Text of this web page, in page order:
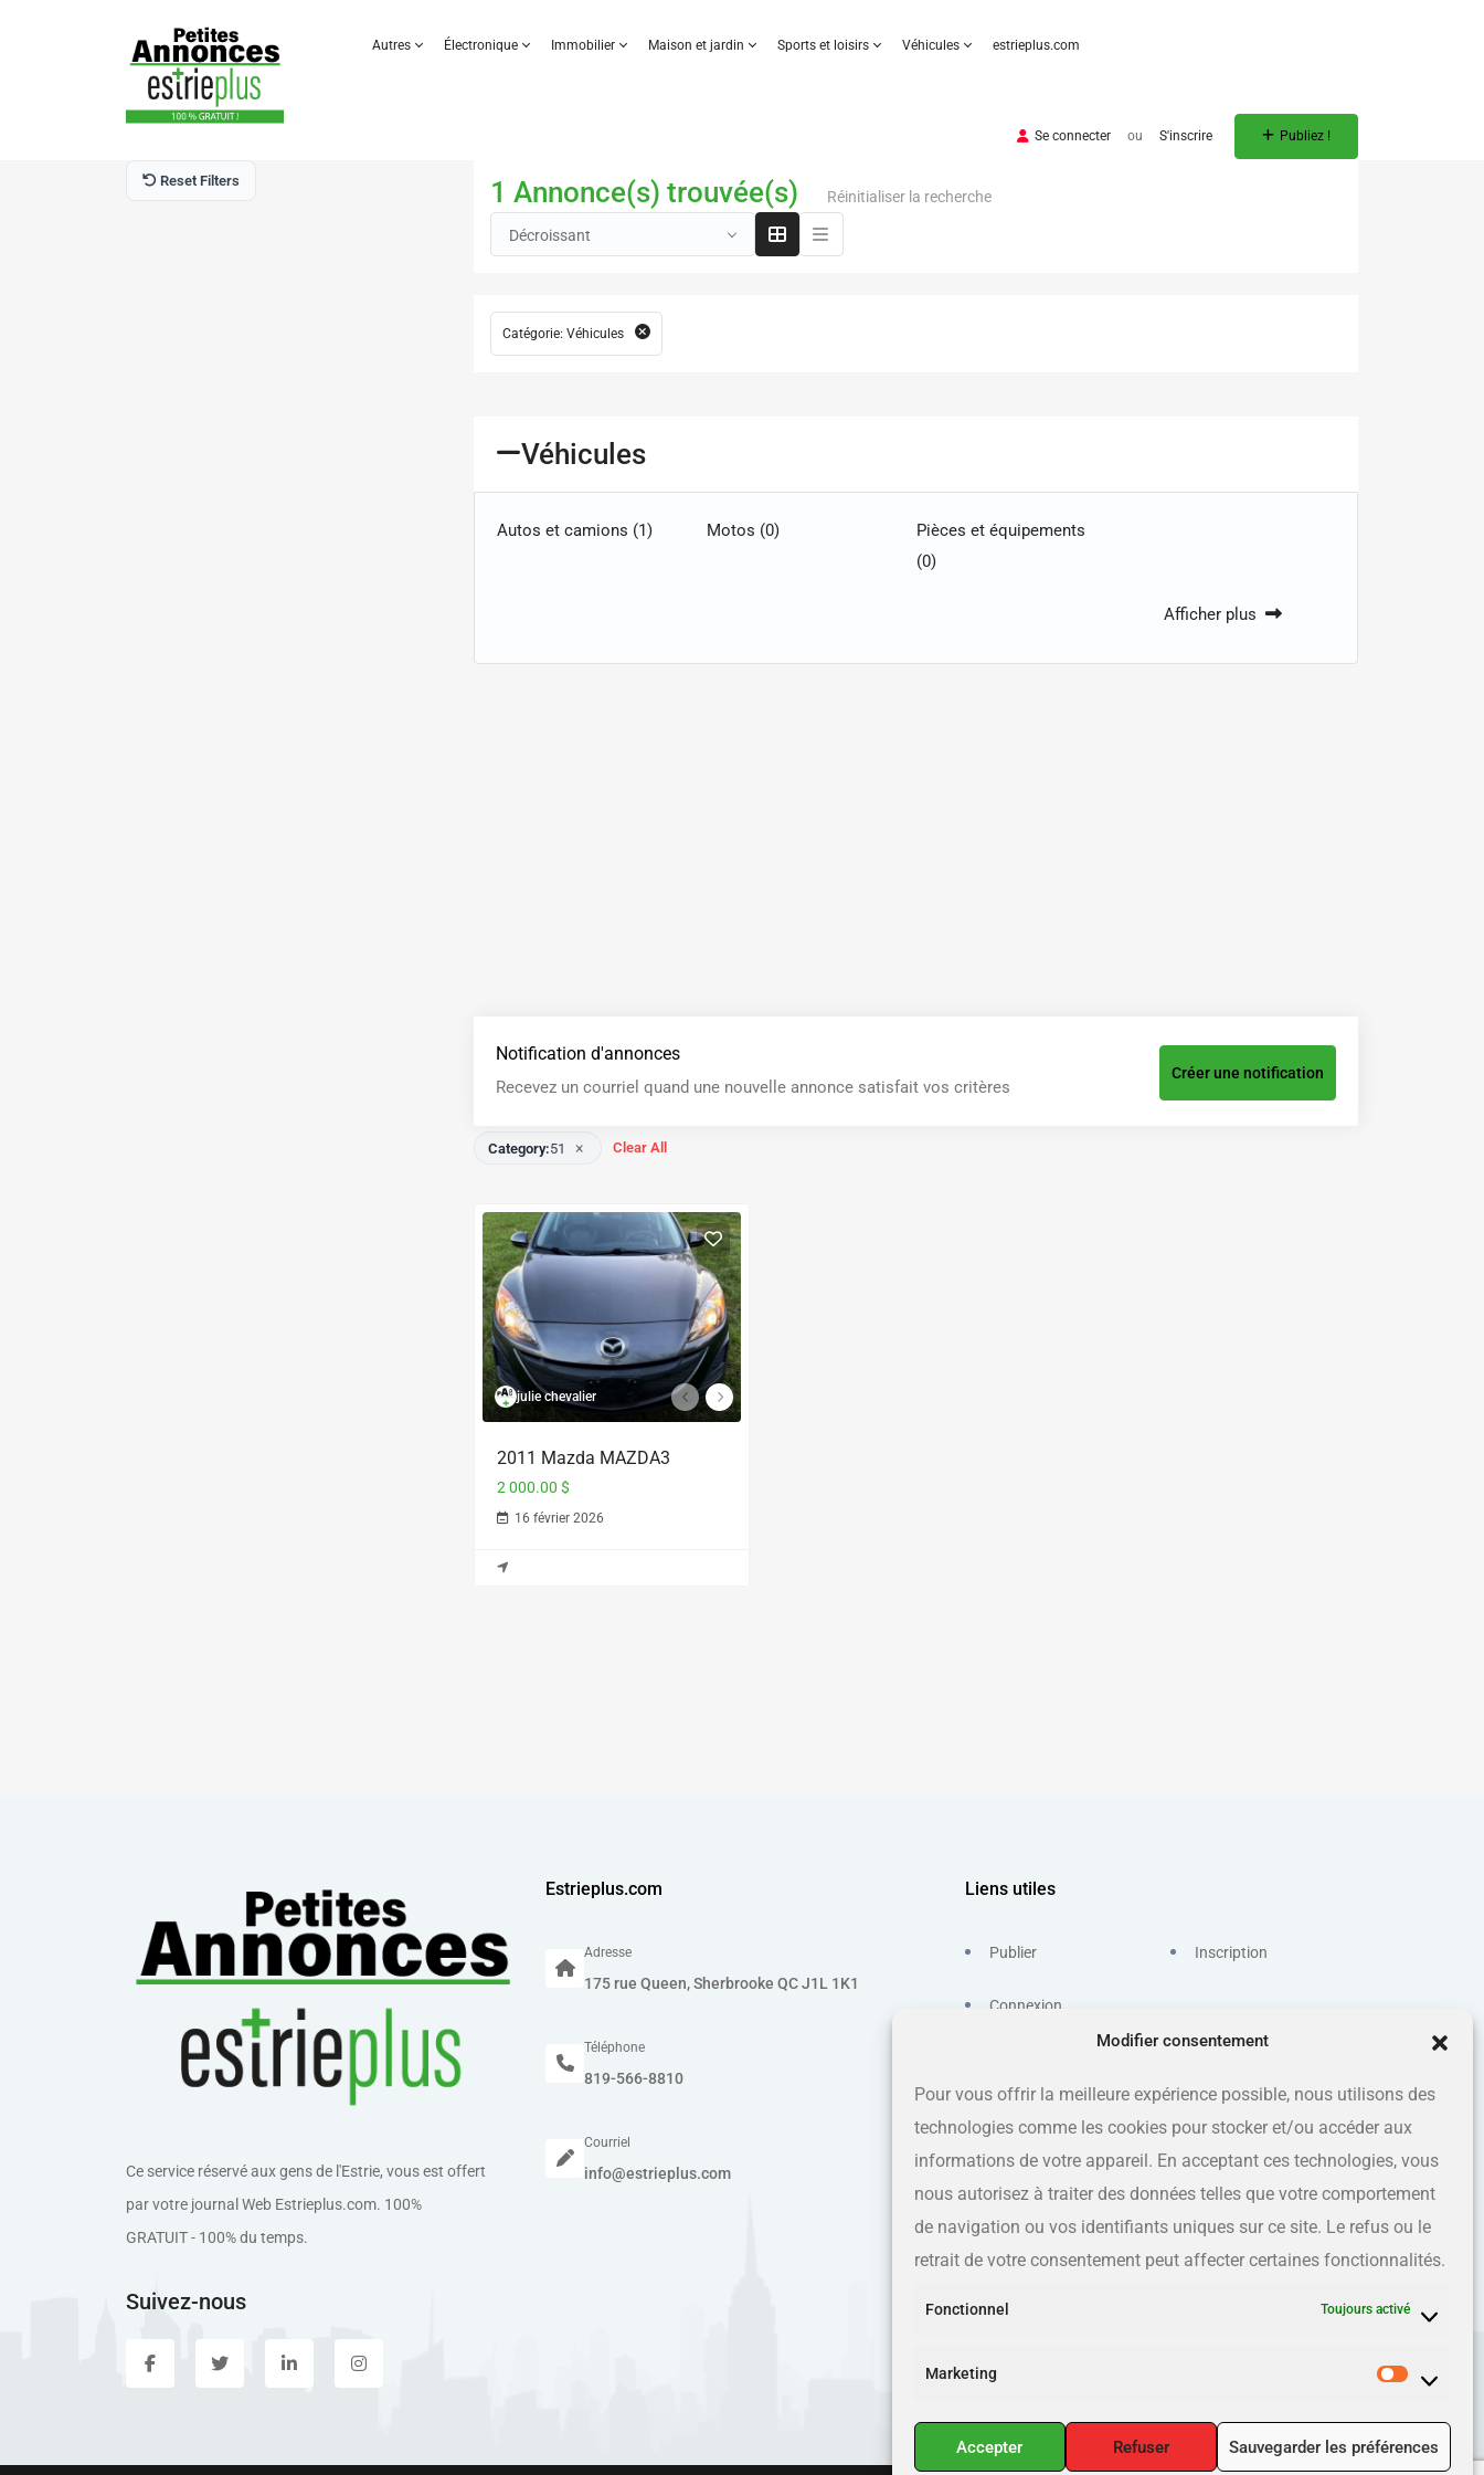
Modifier consentement
Pour vous offrir la meilleure expérience possible, nous utilisons des
technologies comme les cookies pour stocker et/ou accéder aux
informations de votre appareil. En acceptant ces technologies, vous
nous autorisez à traiter des données telles que votre comportement
de navigation ou vos identifiants uniques sur ce site. Le refus ou le
retrait de votre consentement peut affecter certaines fonctionnalités.
Fonctionnel Toujours activé
Marketing
Accepter Refuser Sauvegarder les préférences
Autres Électronique Immobilier Maison et jardin Sports et loisirs Véhicules estrieplus.com
Se connecter ou S'inscrire Publiez !
Reset Filters 1 Annonce(s) trouvée(s) Réinitialiser la recherche
Décroissant
Catégorie: Véhicules
Véhicules
Autos et camions (1) Motos (0)
Pièces et équipements
(0)
Afficher plus
Notification d'annonces
Recevez un courriel quand une nouvelle annonce satisfait vos critères
Créer une notification
Category:51 × Clear All
julie chevalier
2011 Mazda MAZDA3
2 000.00 $
16 février 2026
Ce service réservé aux gens de l'Estrie, vous est offert
par votre journal Web Estrieplus.com. 100%
GRATUIT - 100% du temps.
Suivez-nous
Estrieplus.com
Adresse
175 rue Queen, Sherbrooke QC J1L 1K1
Téléphone
819-566-8810
Courriel
info@estrieplus.com
Liens utiles
Publier
Connexion
Inscription